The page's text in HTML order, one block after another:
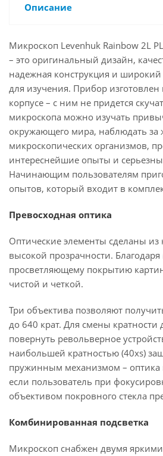
Описание
Микроскоп Levenhuk Rainbow 2L
– это оригинальный дизайн,
надежная конструкция и
для изучения. Прибор
корпусе – с ним не придется
микроскопа можно изучать
окружающего мира, наблюдать
микроскопических организмов,
интереснейшие опыты и
Начинающим пользователям
опытов, который входит в
Превосходная оптика
Оптические элементы сделаны из
высокой прозрачности.
просветляющему покрытию
чистой и четкой.
Три объектива позволяют
до 640 крат. Для смены кратности
повернуть револьверное
наибольшей кратностью (40xs)
пружинным механизмом – оптика
если пользователь при
объективом покровного стекла
Комбинированная подсветка
Микроскоп снабжен двумя